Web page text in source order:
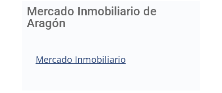
Mercado Inmobiliario de
Aragón
Mercado Inmobiliario